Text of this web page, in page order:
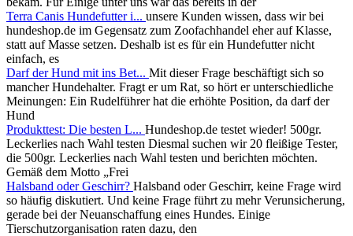
Terra Canis Hundefutter i... unsere Kunden wissen, dass wir bei
hundeshop.de im Gegensatz zum Zoofachhandel eher auf Klasse,
statt auf Masse setzen. Deshalb ist es für ein Hundefutter nicht
einfach, es
Darf der Hund mit ins Bet... Mit dieser Frage beschäftigt sich so
mancher Hundehalter. Fragt er um Rat, so hört er unterschiedliche
Meinungen: Ein Rudelführer hat die erhöhte Position, da darf der
Hund
Produkttest: Die besten L... Hundeshop.de testet wieder! 500gr.
Leckerlies nach Wahl testen Diesmal suchen wir 20 fleißige Tester,
die 500gr. Leckerlies nach Wahl testen und berichten möchten.
Gemäß dem Motto „Frei
Halsband oder Geschirr? Halsband oder Geschirr, keine Frage wird
so häufig diskutiert. Und keine Frage führt zu mehr Verunsicherung,
gerade bei der Neuanschaffung eines Hundes. Einige
Tierschutzorganisation raten dazu, den